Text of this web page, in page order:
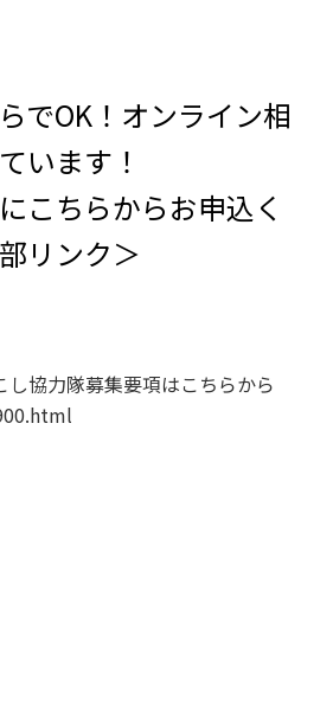
でOK！オンライン相
います！
こちらからお申込く
リンク＞
協力隊募集要項はこちらから